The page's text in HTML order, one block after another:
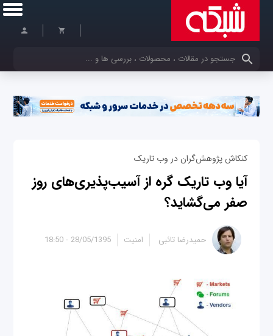
کلمات کلیدی خود را وارد کنید
کنکاش پژوهش‌گران در وب تاریک
آیا وب تاریک گره از آسیب‌پذیری‌های روز
صفر می‌گشاید؟
28/05/1395 - 18:50 حمیدرضا تائبی امنیت